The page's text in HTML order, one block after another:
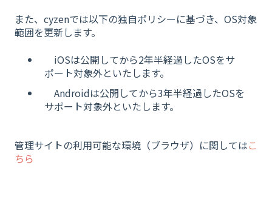
また、cyzenでは以下の独自ポリシーに基づき、OS対象
範囲を更新します。
iOSは公開してから2年半経過したOSをサ
ポート対象外といたします。
Androidは公開してから3年半経過したOSを
サポート対象外といたします。
管理サイトの利用可能な環境（ブラウザ）に関してはこ
ちら